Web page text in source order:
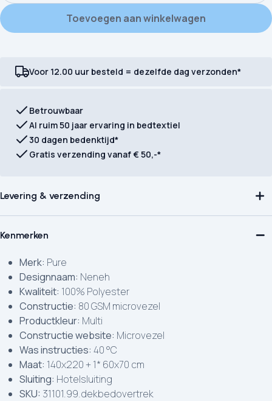
Toevoegen aan winkelwagen
Voor 12.00 uur besteld = dezelfde dag verzonden*
Betrouwbaar
Al ruim 50 jaar ervaring in bedtextiel
30 dagen bedenktijd*
Gratis verzending vanaf € 50,-*
Levering & verzending
Kenmerken
Merk: Pure
Designnaam: Neneh
Kwaliteit: 100% Polyester
Constructie: 80 GSM microvezel
Productkleur: Multi
Constructie website: Microvezel
Was instructies: 40 °C
Maat: 140x220 + 1* 60x70 cm
Sluiting: Hotelsluiting
SKU: 31101.99.dekbedovertrek